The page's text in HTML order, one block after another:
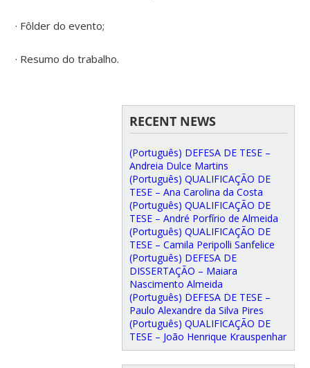
· Fôlder do evento;
· Resumo do trabalho.
RECENT NEWS
(Português) DEFESA DE TESE –
Andreia Dulce Martins
(Português) QUALIFICAÇÃO DE
TESE – Ana Carolina da Costa
(Português) QUALIFICAÇÃO DE
TESE – André Porfírio de Almeida
(Português) QUALIFICAÇÃO DE
TESE – Camila Peripolli Sanfelice
(Português) DEFESA DE
DISSERTAÇÃO – Maiara
Nascimento Almeida
(Português) DEFESA DE TESE –
Paulo Alexandre da Silva Pires
(Português) QUALIFICAÇÃO DE
TESE – João Henrique Krauspenhar